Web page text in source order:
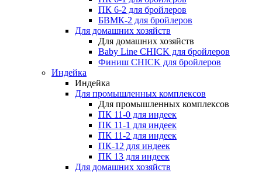
ПК 6-2 для бройлеров
БВМК-2 для бройлеров
Для домашних хозяйств
Для домашних хозяйств
Baby Line CHICK для бройлеров
Финиш CHICK для бройлеров
Индейка
Индейка
Для промышленных комплексов
Для промышленных комплексов
ПК 11-0 для индеек
ПК 11-1 для индеек
ПК 11-2 для индеек
ПК-12 для индеек
ПК 13 для индеек
Для домашних хозяйств